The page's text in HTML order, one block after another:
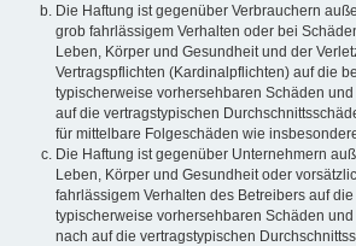
Die Haftung ist gegenüber Verbrauchern
grob fahrlässigem Verhalten oder bei
Leben, Körper und Gesundheit und der
Vertragspflichten (Kardinalpflichten) auf die
typischerweise vorhersehbaren Schäden
auf die vertragstypischen
für mittelbare Folgeschäden wie
Die Haftung ist gegenüber Unternehmern
Leben, Körper und Gesundheit oder
fahrlässigem Verhalten des Betreibers auf
typischerweise vorhersehbaren Schäden
nach auf die vertragstypischen